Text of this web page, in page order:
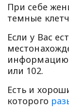
При себе
темные
Если у Вас
информацию
или 102.
Есть и
которого